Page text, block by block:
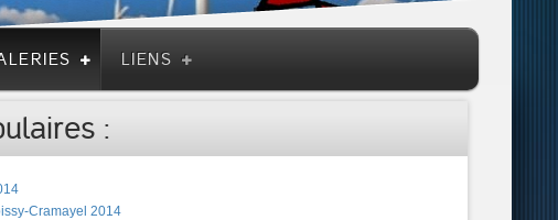
LIENS
:
Cramayel 2014